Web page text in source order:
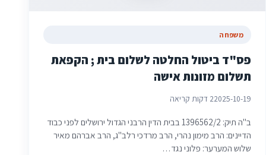
משפחה
פס"ד ביטול החלטה לשלום בית ; הקפאת
תשלום מזונות אישה
2025-10-192 דקות קריאה
ב"ה תיק: 1396562/2 בבית הדין הרבני הגדול ירושלים לפני כבוד
הדיינים: הרב מימון נהרי, הרב מרדכי רלב"ג, הרב אברהם מאיר
שלוש המערער: פלוני נגד…